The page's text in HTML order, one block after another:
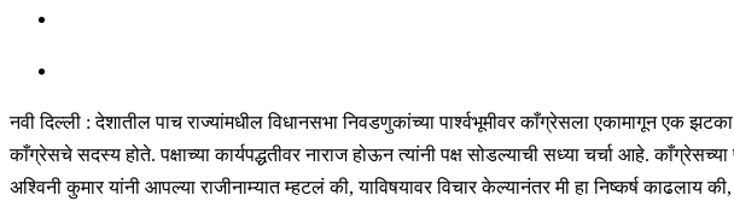
नवी दिल्ली : देशातील पाच राज्यांमधील विधानसभा निवडणुकांच्या पार्श्वभूमीवर काँग्रेसला एकामागून एक
काँग्रेसचे सदस्य होते. पक्षाच्या कार्यपद्धतीवर नाराज होऊन त्यांनी पक्ष सोडल्याची सध्या चर्चा आहे.
अश्विनी कुमार यांनी आपल्या राजीनाम्यात म्हटलं की, याविषयावर विचार केल्यानंतर मी हा निष्कर्ष काढलाय